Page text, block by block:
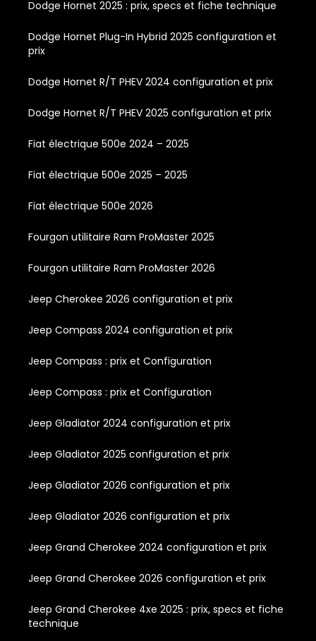
Dodge Hornet 2025 : prix, specs et fiche technique
Dodge Hornet Plug-In Hybrid 2025 configuration et
prix
Dodge Hornet R/T PHEV 2024 configuration et prix
Dodge Hornet R/T PHEV 2025 configuration et prix
Fiat électrique 500e 2024 – 2025
Fiat électrique 500e 2025 – 2025
Fiat électrique 500e 2026
Fourgon utilitaire Ram ProMaster 2025
Fourgon utilitaire Ram ProMaster 2026
Jeep Cherokee 2026 configuration et prix
Jeep Compass 2024 configuration et prix
Jeep Compass : prix et Configuration
Jeep Compass : prix et Configuration
Jeep Gladiator 2024 configuration et prix
Jeep Gladiator 2025 configuration et prix
Jeep Gladiator 2026 configuration et prix
Jeep Gladiator 2026 configuration et prix
Jeep Grand Cherokee 2024 configuration et prix
Jeep Grand Cherokee 2026 configuration et prix
Jeep Grand Cherokee 4xe 2025 : prix, specs et fiche
technique